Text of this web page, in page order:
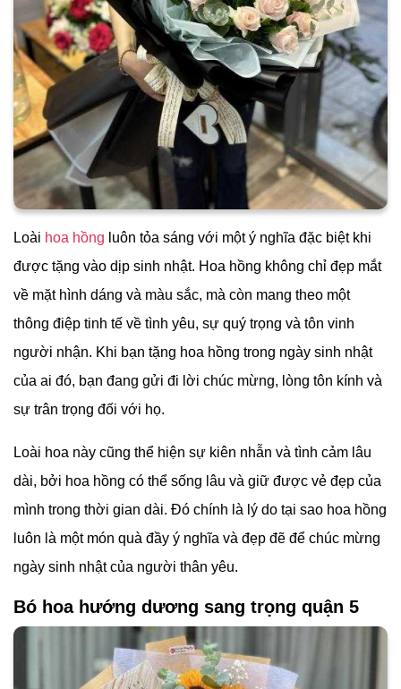
Loài hoa hồng luôn tỏa sáng với một ý nghĩa đặc biệt khi
được tặng vào dịp sinh nhật. Hoa hồng không chỉ đẹp mắt
về mặt hình dáng và màu sắc, mà còn mang theo một
thông điệp tinh tế về tình yêu, sự quý trọng và tôn vinh
người nhận. Khi bạn tặng hoa hồng trong ngày sinh nhật
của ai đó, bạn đang gửi đi lời chúc mừng, lòng tôn kính và
sự trân trọng đối với họ.
Loài hoa này cũng thể hiện sự kiên nhẫn và tình cảm lâu
dài, bởi hoa hồng có thể sống lâu và giữ được vẻ đẹp của
mình trong thời gian dài. Đó chính là lý do tại sao hoa hồng
luôn là một món quà đầy ý nghĩa và đẹp đẽ để chúc mừng
ngày sinh nhật của người thân yêu.
Bó hoa hướng dương sang trọng quận 5